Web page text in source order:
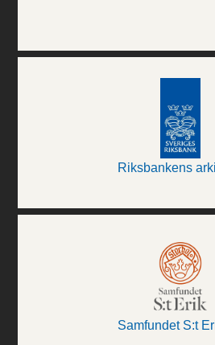
Riksbankens
Samfundet S:t